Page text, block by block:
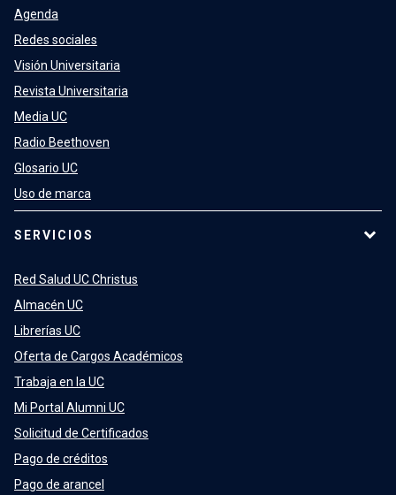
Agenda
Redes sociales
Visión Universitaria
Revista Universitaria
Media UC
Radio Beethoven
Glosario UC
Uso de marca
SERVICIOS
Red Salud UC Christus
Almacén UC
Librerías UC
Oferta de Cargos Académicos
Trabaja en la UC
Mi Portal Alumni UC
Solicitud de Certificados
Pago de créditos
Pago de arancel